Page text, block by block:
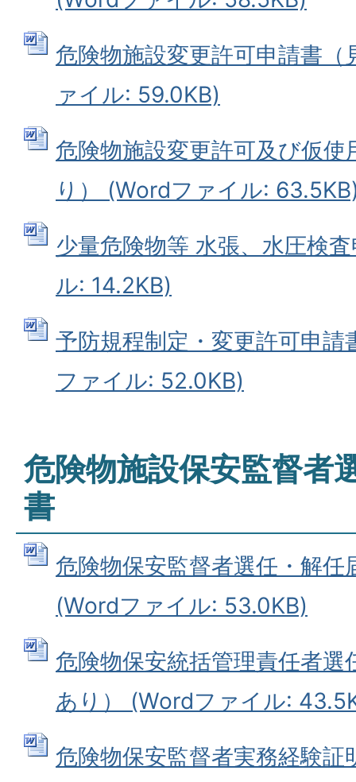
危険物施設変更許可申請書
ァイル: 59.0KB)
危険物施設変更許可及び仮使
り） (Wordファイル:
少量危険物等 水張、水圧検
ル: 14.2KB)
予防規程制定・変更許可申
ファイル: 52.0KB)
危険物施設保安監督者
書
危険物保安監督者選任・解任
(Wordファイル: 53.0KB)
危険物保安統括管理責任者選
あり） (Wordファイル:
危険物保安監督者実務経験証